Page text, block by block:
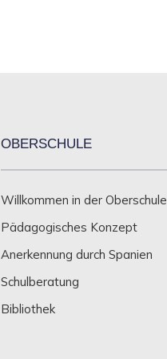
OBERSCHULE
Willkommen in der Oberschule
Pädagogisches Konzept
Anerkennung durch Spanien
Schulberatung
Bibliothek